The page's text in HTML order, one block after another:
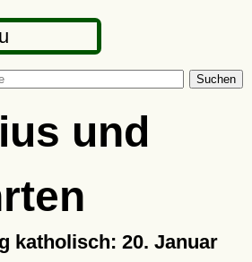
Suchen
und
katholisch: 20. Januar